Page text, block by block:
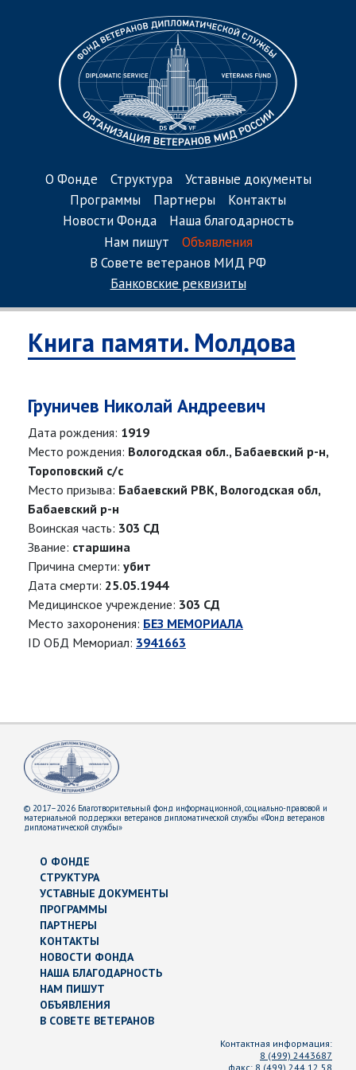
О Фонде Структура
Уставные документы
Программы
Партнеры
Контакты
Новости Фонда
Наша благодарность
Нам пишут
Объявления
В Совете ветеранов МИД РФ
Банковские реквизиты
Книга памяти. Молдова
Груничев Николай Андреевич
Дата рождения: 1919
Место рождения: Вологодская обл., Бабаевский р-н,
Тороповский с/с
Место призыва: Бабаевский РВК, Вологодская обл,
Бабаевский р-н
Воинская часть: 303 СД
Звание: старшина
Причина смерти: убит
Дата смерти: 25.05.1944
Медицинское учреждение: 303 СД
Место захоронения: БЕЗ МЕМОРИАЛА
ID ОБД Мемориал: 3941663
© 2017–2026 Благотворительный фонд информационной, социально-правовой и
материальной поддержки ветеранов дипломатической службы «Фонд ветеранов
дипломатической службы»
О ФОНДЕ
СТРУКТУРА
УСТАВНЫЕ ДОКУМЕНТЫ
ПРОГРАММЫ
ПАРТНЕРЫ
КОНТАКТЫ
НОВОСТИ ФОНДА
НАША БЛАГОДАРНОСТЬ
НАМ ПИШУТ
ОБЪЯВЛЕНИЯ
В СОВЕТЕ ВЕТЕРАНОВ
Контактная информация:
8 (499) 2443687
факс: 8 (499) 244 12 58